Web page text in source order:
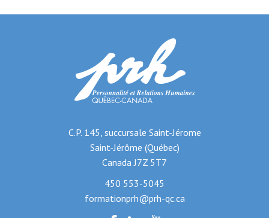
C.P. 145, succursale Saint-Jérome
Saint-Jérôme (Québec)
Canada J7Z 5T7
450 553-5045
formationprh@prh-qc.ca